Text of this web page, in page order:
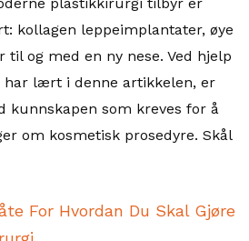
kollagen leppeimplantater, øye
til og med en ny nese. Ved hjelp
har lært i denne artikkelen, er
kunnskapen som kreves for å
om kosmetisk prosedyre. Skål
For Hvordan Du Skal Gjøre